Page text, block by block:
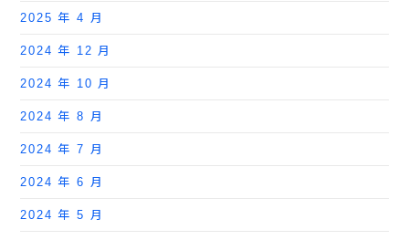
2025 年 4 月
2024 年 12 月
2024 年 10 月
2024 年 8 月
2024 年 7 月
2024 年 6 月
2024 年 5 月